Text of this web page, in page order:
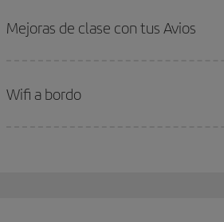
Mejoras de clase con tus Avios
Wifi a bordo